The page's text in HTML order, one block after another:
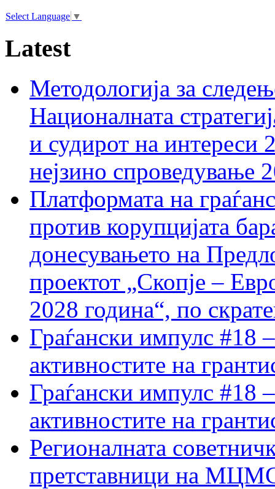
Select Language ▼
Latest
Методологија за
Националната
и судирот на интереси
нејзино спроведување
Платформата на
против корупцијата
донесувањето на
проектот „Скопје –
2028 година“, по
Граѓански импулс #18
активностите на
Граѓански импулс #18
активностите на
Регионалната
претставници на МЦМС